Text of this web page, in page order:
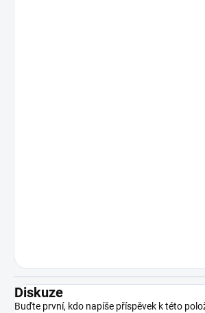
Diskuze
Buďte první, kdo napíše příspěvek k této